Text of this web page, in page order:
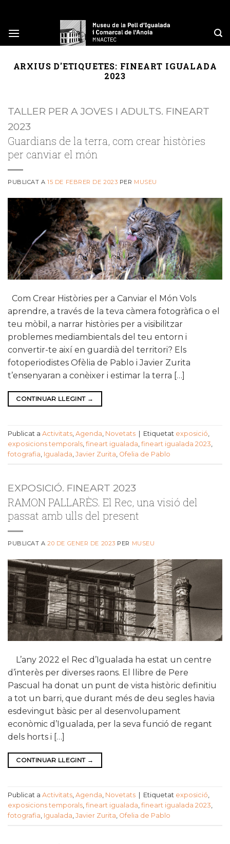
content
ARXIUS D'ETIQUETES: FINEART IGUALADA
2023
TALLER PER A JOVES I ADULTS. FINEART
2023
Guardians de la terra, com crear històries
per canviar el món
PUBLICAT A15 DE FEBRER DE 2023 PER MUSEU
Com Crear Històries per a Canviar el Món Vols
aprendre, a través de la teva càmera fotogràfica o el
teu mòbil, a narrar històries per a visibilitzar
problemes mediambientals del teu entorn i
convertir-te així en guardià del territori? Els
fotoperiodistes Ofèlia de Pablo i Javier Zurita
t’ensenyaran a conèixer i estimar la terra […]
CONTINUAR LLEGINT →
Publicat a Activitats, Agenda, Novetats Etiquetat exposició,
exposicions temporals, fineart igualada, fineart igualada 2023,
fotografia, Igualada, Javier Zurita, Ofelia de Pablo
EXPOSICIÓ. FINEART 2023
RAMON PALLARÈS. El Rec, una visió del
passat amb ulls del present
PUBLICAT A20 DE GENER DE 2023 PER MUSEU
L’any 2022 el Rec d’Igualada ha estat un centre
d’interès per diverses raons. El llibre de Pere
Pascual ha donat un punt de vista històric definitiu
a tot un barri, que durant més de deu segles havia
esdevingut bàsic per al desenvolupament
econòmic d’Igualada, per la seva funció de regant
dels horts i […]
CONTINUAR LLEGINT →
Publicat a Activitats, Agenda, Novetats Etiquetat exposició,
exposicions temporals, fineart igualada, fineart igualada 2023,
fotografia, Igualada, Javier Zurita, Ofelia de Pablo